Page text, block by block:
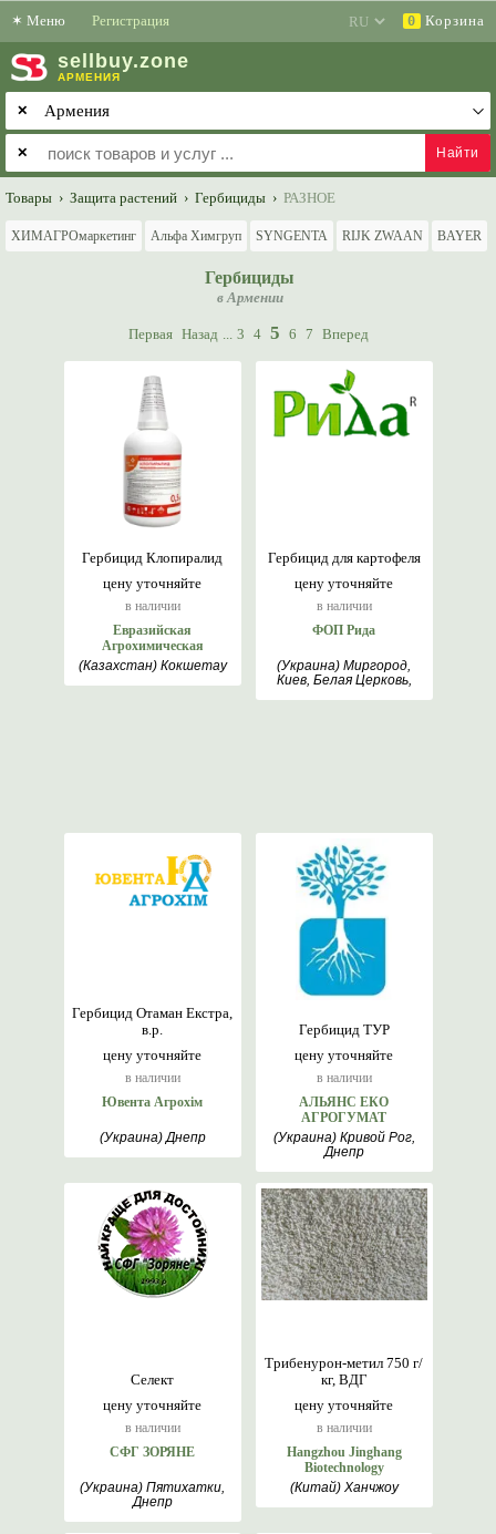
✶ Меню Регистрация 0 Корзина
sell buy.zone
АРМЕНИЯ
✕
✕
Товары › Защита растений › Гербициды › РАЗНОЕ
ХИМАГРОмаркетинг Альфа Химгруп SYNGENTA RIJK ZWAAN BAYER
Гербициды
в Армении
Первая Назад ... 3 4 5 6 7 Вперед
цену уточняйте
в наличии
Гербицид Клопиралид
Евразийская
Агрохимическая
Компания
(Казахстан) Кокшетау
цену уточняйте
в наличии
Гербицид для картофеля
ФОП Рида
(Украина) Миргород,
Киев, Белая Церковь,
цену уточняйте
в наличии
Гербицид Отаман Екстра,
в.р.
Ювента Агрохім
(Украина) Днепр
цену уточняйте
в наличии
Гербицид ТУР
АЛЬЯНС ЕКО
АГРОГУМАТ
(Украина) Кривой Рог,
Днепр
цену уточняйте
в наличии
Селект
СФГ ЗОРЯНЕ
(Украина) Пятихатки,
Днепр
цену уточняйте
в наличии
Трибенурон-метил 750 г/
кг, ВДГ
Hangzhou Jinghang
Biotechnology
(Китай) Ханчжоу